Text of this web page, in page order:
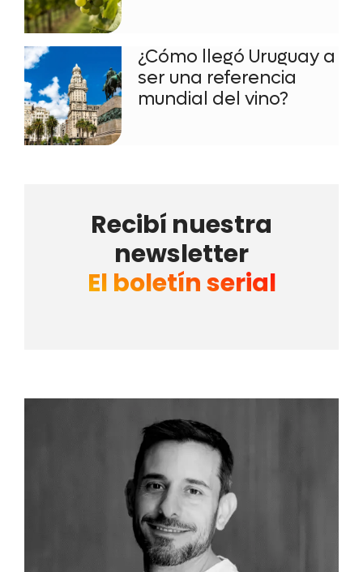
¿Cómo llegó Uruguay a
ser una referencia
mundial del vino?
Recibí nuestra
newsletter
El boletín serial